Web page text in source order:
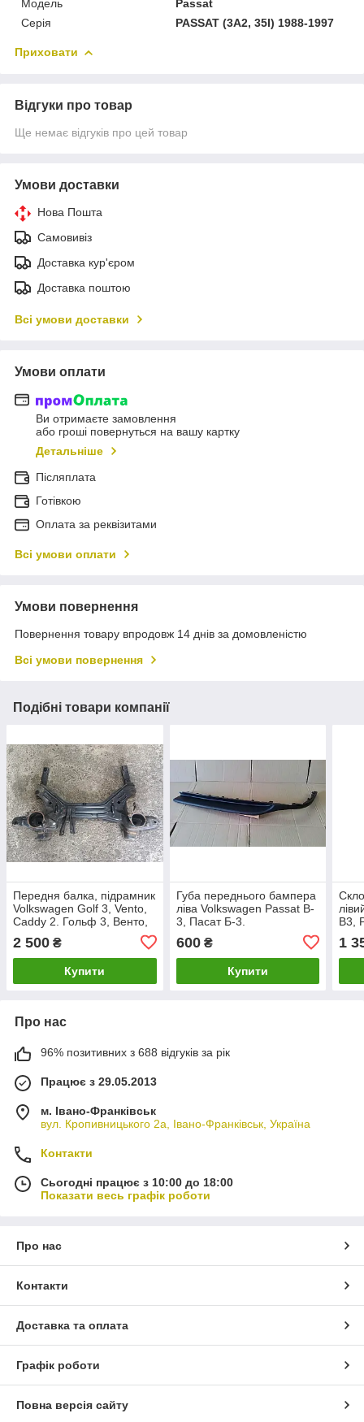
Модель
Passat
Серія
PASSAT (3A2, 35I) 1988-1997
Приховати
Відгуки про товар
Ще немає відгуків про цей товар
Умови доставки
Нова Пошта
Самовивіз
Доставка кур'єром
Доставка поштою
Всі умови доставки
Умови оплати
Ви отримаєте замовлення
або гроші повернуться на вашу картку
Детальніше
Післяплата
Готівкою
Оплата за реквізитами
Всі умови оплати
Умови повернення
Повернення товару впродовж 14 днів за домовленістю
Всі умови повернення
Подібні товари компанії
Передня балка, підрамник
Volkswagen Golf 3, Vento,
Caddy 2. Гольф 3, Венто,
2 500 ₴
Купити
Губа переднього бампера
ліва Volkswagen Passat B-
3, Пасат Б-3.
600₴
Купити
B3,
1
Про нас
96% позитивних з 688 відгуків за рік
Працює з 29.05.2013
м. Івано-Франківськ
вул. Кропивницького 2а, Івано-Франківськ, Україна
Контакти
Сьогодні працює з 10:00 до 18:00
Показати весь графік роботи
Про нас
Контакти
Доставка та оплата
Графік роботи
Повна версія сайту